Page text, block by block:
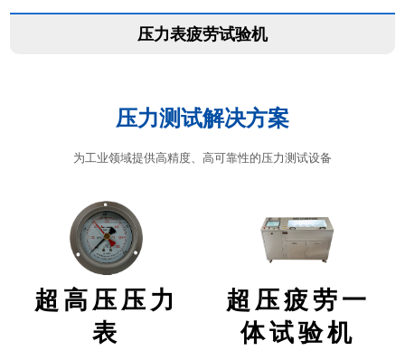
压力表疲劳试验机
压力测试解决方案
为工业领域提供高精度、高可靠性的压力测试设备
超高压压力
表
超压疲劳一
体试验机